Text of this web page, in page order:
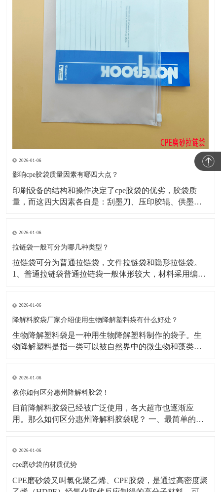
2026-01-06
影响cpe胶袋质量因素有哪四大点？
​印刷设备的结构和操作决定了cpe胶袋的优劣，胶袋质
量，而这四大因素各自是：刮墨刀、压印胶辊、供墨系
要的墨刮干净，不出現挂脏、跑墨(跑色)、刀线，就务必
将刮板按置的硬度、高度、角度做适合的调整放置
2026-01-06
拉链袋一般可分为哪几种类型？
​拉链袋可分为普通拉链袋，文件拉链袋和隐形拉链袋。
1、普通拉链袋普通拉链袋一般体形较大，材料采用编织
装，大型简易行李袋等​2、文件拉链袋文件拉链袋又叫滑
块拉链袋文件拉链袋可装载较多文件，笔类及小物品。
2026-01-06
降解料胶袋厂家介绍使用生物降解塑料袋有什么好处？
​生物降解塑料袋是一种用生物降解塑料制作的袋子。生
物降解塑料是指一类可以被自然界中的微生物和藻类降
料低，这意味着使用它们能够减少对环境和资源的负
担。2.它能有效保护环境，减少传统普通塑料袋无法分解
造
2026-01-06
教你如何区分惠州降解料胶袋！
目前降解料胶袋已经被广泛使用，各大超市也逐渐应
用。那么如何区分惠州降解料胶袋呢？ 一、最简单的方
MD”。不可降解塑料袋，原料为PE等材料，包括“PE-
HD”。 二、看
2026-01-06
cpe磨砂袋的材质优势
CPE磨砂袋又叫氯化聚乙烯、CPE胶袋，是通过高密度聚